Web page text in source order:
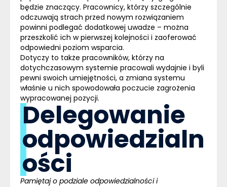
będzie znaczący. Pracownicy, którzy szczególnie
odczuwają strach przed nowym rozwiązaniem
powinni podlegać dodatkowej uwadze – można
przeszkolić ich w pierwszej kolejności i zaoferować
odpowiedni poziom wsparcia.
Dotyczy to także pracowników, którzy na
dotychczasowym systemie pracowali wydajnie i byli
pewni swoich umiejętności, a zmiana systemu
właśnie u nich spowodowała poczucie zagrożenia
wypracowanej pozycji.
Delegowanie
odpowiedzialn
ości
Pamiętaj o podziale odpowiedzialności i